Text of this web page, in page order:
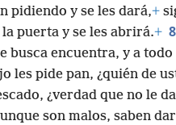
pidiendo y se les dará,+
puerta y se les abrirá.+ 8
busca encuentra, y a
les pide pan, ¿quién de
¿verdad que no le
son malos, saben